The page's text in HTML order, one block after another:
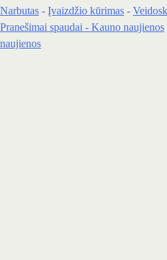
Narbutas - Įvaizdžio kūrimas -
Pranešimai spaudai - Kauno naujienos
naujienos